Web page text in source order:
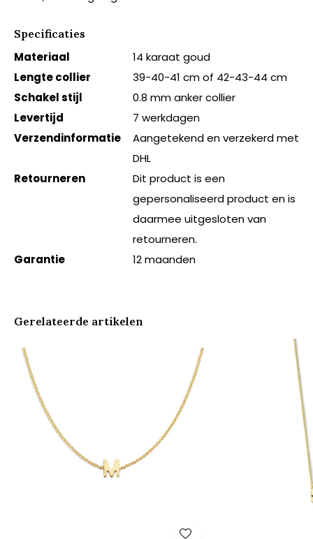
Specificaties
Materiaal
14 karaat goud
Lengte collier
39-40-41 cm of 42-43-44 cm
Schakel stijl
0.8 mm anker collier
Levertijd
7 werkdagen
Verzendinformatie
Aangetekend en verzekerd met
DHL
Retourneren
Dit product is een
gepersonaliseerd product en is
daarmee uitgesloten van
retourneren.
Garantie
12 maanden
Gerelateerde artikelen